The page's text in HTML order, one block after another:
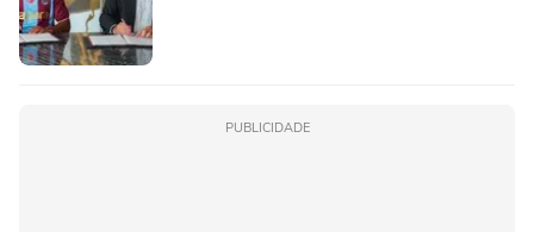
PUBLICIDADE